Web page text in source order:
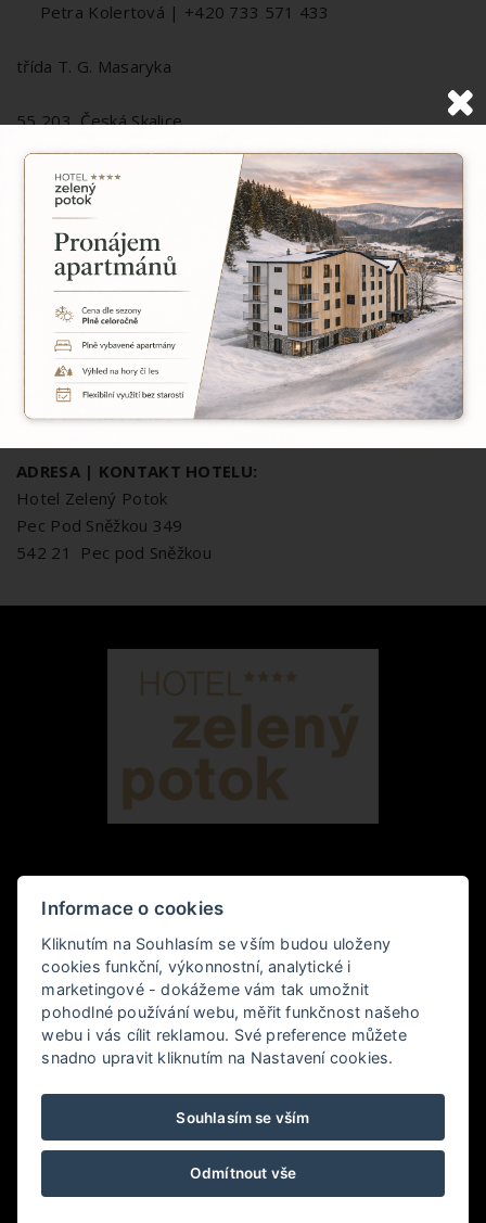
Petra Kolertová | +420 733 571 433
třída T. G. Masaryka
55 203 Česká Skalice
Bankovní spojení:
123-8609550287/0100
IBAN:
CZ12 01000001238609550287
ADRESA | KONTAKT HOTELU:
Hotel Zelený Potok
Pec Pod Sněžkou 349
542 21 Pec pod Sněžkou
HOTEL ZELENÝ POTOK 4*
Pec pod Sněžkou 349,, 542 21 Pec pod Sněžkou
+420 778 006 010
hotel@zelenypotok.cz
LHHOTELS
Informace o cookies
Kliknutím na Souhlasím se vším budou uloženy
cookies funkční, výkonnostní, analytické i
marketingové - dokážeme vám tak umožnit
pohodlné používání webu, měřit funkčnost našeho
webu i vás cílit reklamou. Své preference můžete
snadno upravit kliknutím na Nastavení cookies.
Souhlasím se vším
Odmítnout vše